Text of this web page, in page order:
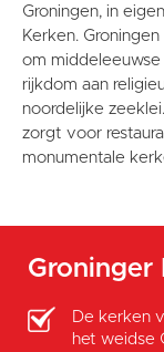
Vaktaal
Groningen, in
Kerken.
om middeleeuwse
rijkdom aan
noordelijke
zorgt voor
monumentale
Groninger
De kerken
het weidse